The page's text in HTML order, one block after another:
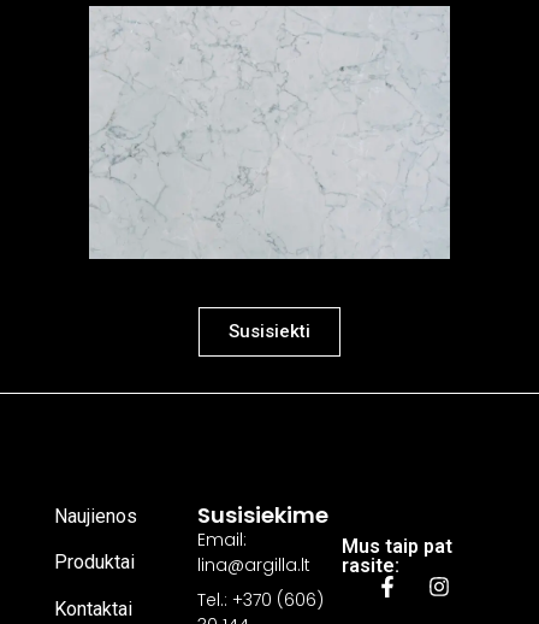
Susisiekti
Mus taip pat
rasite:
Naujienos
Produktai
Kontaktai
Susisiekime
Email:
lina@argilla.lt
Tel.: +370 (606)